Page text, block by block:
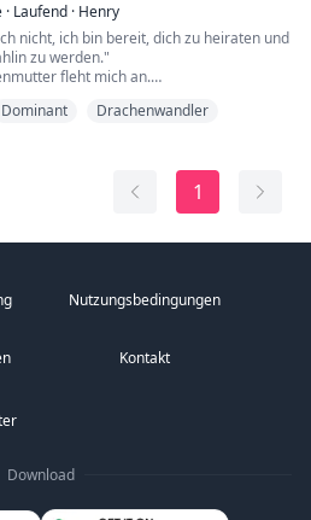
waren sanft, als er sie an seine Brust hob
als Prinzessin des Kö...
· Laufend · Henry
nicht, ich bin bereit, dich zu heiraten und
zu werden."
fleht mich an.
und gefährliche Welt gelangt, in der das
wird man ohne Stärke zur Beute anderer.
bin ich bei meiner Ank...
Dominant Drachenwandler
1
Nutzungsbedingungen
Kontakt
Download